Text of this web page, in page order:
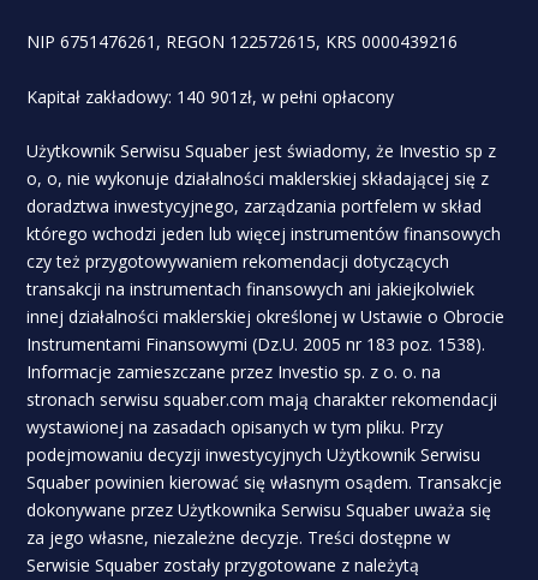
NIP 6751476261, REGON 122572615, KRS 0000439216
Kapitał zakładowy: 140 901zł, w pełni opłacony
Użytkownik Serwisu Squaber jest świadomy, że Investio sp z
o, o, nie wykonuje działalności maklerskiej składającej się z
doradztwa inwestycyjnego, zarządzania portfelem w skład
którego wchodzi jeden lub więcej instrumentów finansowych
czy też przygotowywaniem rekomendacji dotyczących
transakcji na instrumentach finansowych ani jakiejkolwiek
innej działalności maklerskiej określonej w Ustawie o Obrocie
Instrumentami Finansowymi (Dz.U. 2005 nr 183 poz. 1538).
Informacje zamieszczane przez Investio sp. z o. o. na
stronach serwisu squaber.com mają charakter rekomendacji
wystawionej na zasadach opisanych w tym pliku. Przy
podejmowaniu decyzji inwestycyjnych Użytkownik Serwisu
Squaber powinien kierować się własnym osądem. Transakcje
dokonywane przez Użytkownika Serwisu Squaber uważa się
za jego własne, niezależne decyzje. Treści dostępne w
Serwisie Squaber zostały przygotowane z należytą